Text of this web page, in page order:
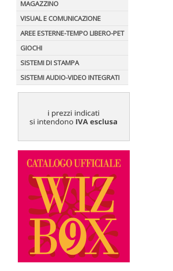
MAGAZZINO
VISUAL E COMUNICAZIONE
AREE ESTERNE-TEMPO LIBERO-PET
GIOCHI
SISTEMI DI STAMPA
SISTEMI AUDIO-VIDEO INTEGRATI